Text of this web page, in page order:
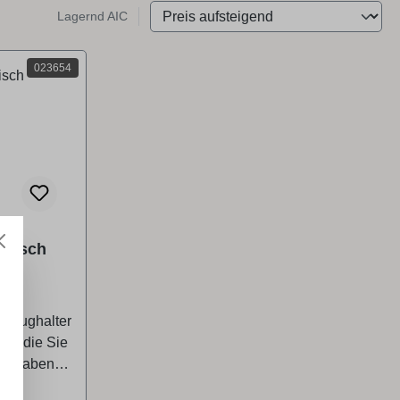
Lagernd AIC
023654
die Sie
haben
zur